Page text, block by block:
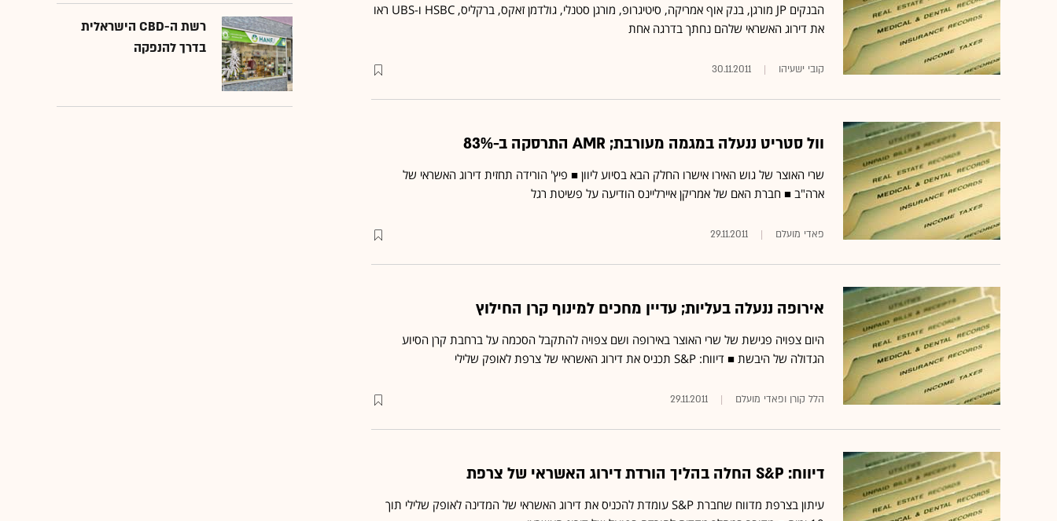
הבנקים JP מורגן, בנק אוף אמריקה, סיטיגרופ, מורגן סטנלי, גולדמן זאקס, ברקליס, HSBC ו-UBS ראו
את דירוג האשראי שלהם נחתך בדרגה אחת
קובי ישעיהו 30.11.2011
וול סטריט ננעלה במגמה מעורבת; AMR התרסקה ב-83%
שרי האוצר של גוש האירו אישרו החלק הבא בסיוע ליוון ■ פיץ' הורידה תחזית דירוג האשראי של
ארה"ב ■ חברת האם של אמריקן איירליינס הודיעה על פשיטת רגל
פאדי מועלם 29.11.2011
אירופה ננעלה בעליות; עדיין מחכים למינוף קרן החילוץ
היום צפויה פגישת של שרי האוצר באירופה ושם צפויה להתקבל הסכמה על ברחבת קרן הסיוע
הגדולה של היבשת ■ דיווח: S&P תכניס את דירוג האשראי של צרפת לאופק שלילי
הלל קורן ופאדי מועלם 29.11.2011
דיווח: S&P החלה בהליך הורדת דירוג האשראי של צרפת
עיתון בצרפת מדווח שחברת S&P עומדת להכניס את דירוג האשראי של המדינה לאופק שלילי תוך
רשת ה-CBD הישראלית
בדרך להנפקה